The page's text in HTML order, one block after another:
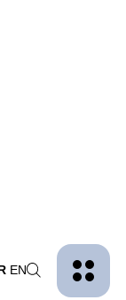
EN
25. studenoga
protiv